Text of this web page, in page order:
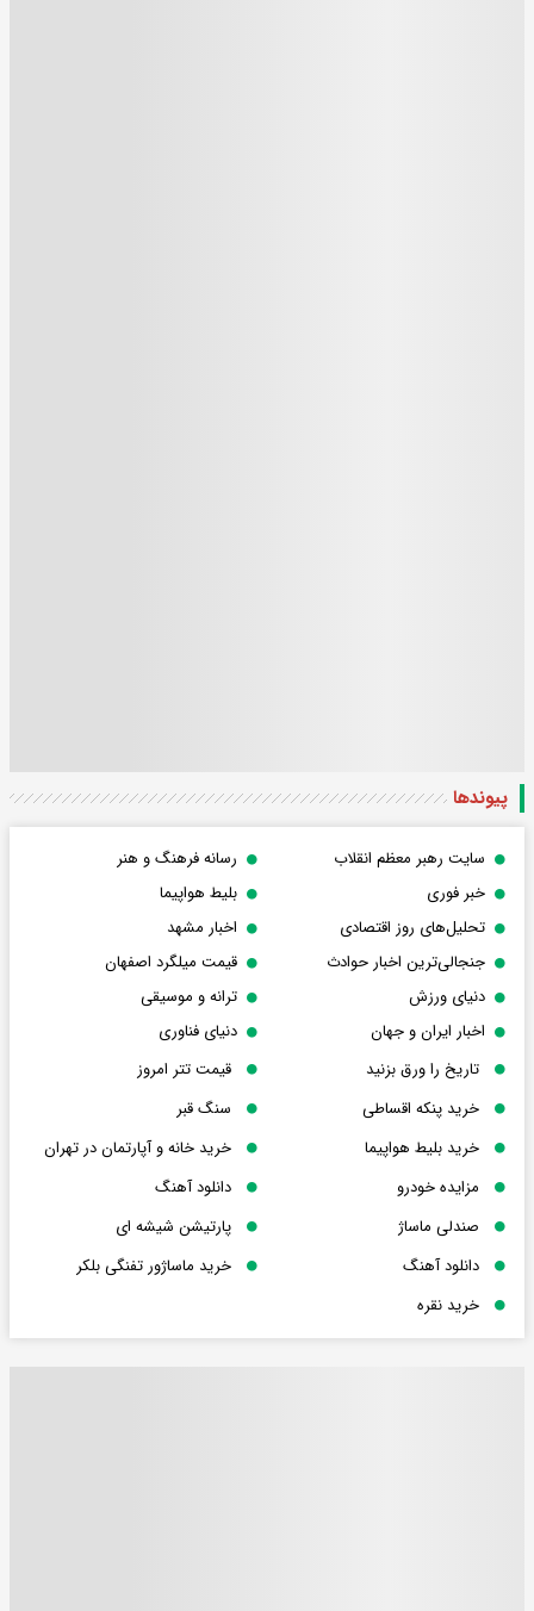
پیوندها
سایت رهبر معظم انقلاب
رسانه فرهنگ و هنر
خبر فوری
بلیط هواپیما
تحلیل‌های روز اقتصادی
اخبار مشهد
جنجالی‌ترین اخبار حوادث
قیمت میلگرد اصفهان
دنیای ورزش
ترانه و موسیقی
اخبار ایران و جهان
دنیای فناوری
تاریخ را ورق بزنید
قیمت تتر امروز
خرید پنکه اقساطی
سنگ قبر
خرید بلیط هواپیما
خرید خانه و آپارتمان در تهران
مزایده خودرو
دانلود آهنگ
صندلی ماساژ
پارتیشن شیشه ای
دانلود آهنگ
خرید ماساژور تفنگی بلکر
خرید نقره